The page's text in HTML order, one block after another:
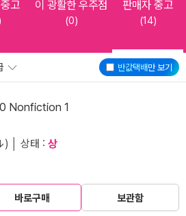
고 이 광활한 우주점
(0)
판매자 중고
(14)
반값택배만 보기
Nonfiction 1
│ 상태 : 상
바로구매 보관함